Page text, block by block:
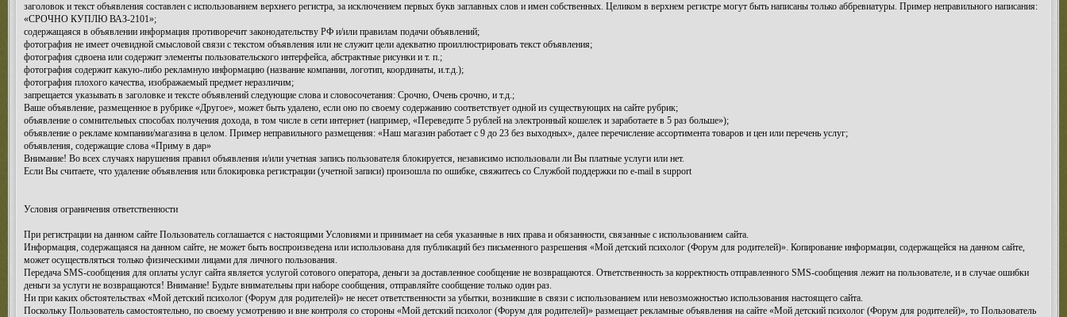
заголовок и текст объявления составлен с использованием верхнего регистра, за исключением первых букв заглавных слов и имен собственных. Целиком в верхнем регистре могут быть написаны только аббревиатуры. Пример неправильного написания:
«СРОЧНО КУПЛЮ ВАЗ-2101»;
содержащаяся в объявлении информация противоречит законодательству РФ и/или правилам подачи объявлений;
фотография не имеет очевидной смысловой связи с текстом объявления или не служит цели адекватно проиллюстрировать текст объявления;
фотография сдвоена или содержит элементы пользовательского интерфейса, абстрактные рисунки и т. п.;
фотография содержит какую-либо рекламную информацию (название компании, логотип, координаты, и.т.д.);
фотография плохого качества, изображаемый предмет неразличим;
запрещается указывать в заголовке и тексте объявлений следующие слова и словосочетания: Срочно, Очень срочно, и т.д.;
Ваше объявление, размещенное в рубрике «Другое», может быть удалено, если оно по своему содержанию соответствует одной из существующих на сайте рубрик;
объявление о сомнительных способах получения дохода, в том числе в сети интернет (например, «Переведите 5 рублей на электронный кошелек и заработаете в 5 раз больше»);
объявление о рекламе компании/магазина в целом. Пример неправильного размещения: «Наш магазин работает с 9 до 23 без выходных», далее перечисление ассортимента товаров и цен или перечень услуг;
объявления, содержащие слова «Приму в дар»
Внимание! Во всех случаях нарушения правил объявления и/или учетная запись пользователя блокируется, независимо использовали ли Вы платные услуги или нет.
Если Вы считаете, что удаление объявления или блокировка регистрации (учетной записи) произошла по ошибке, свяжитесь со Службой поддержки по e-mail в support
Условия ограничения ответственности
При регистрации на данном сайте Пользователь соглашается с настоящими Условиями и принимает на себя указанные в них права и обязанности, связанные с использованием сайта.
Информация, содержащаяся на данном сайте, не может быть воспроизведена или использована для публикаций без письменного разрешения «Мой детский психолог (Форум для родителей)». Копирование информации, содержащейся на данном сайте,
может осуществляться только физическими лицами для личного пользования.
Передача SMS-сообщения для оплаты услуг сайта является услугой сотового оператора, деньги за доставленное сообщение не возвращаются. Ответственность за корректность отправленного SMS-сообщения лежит на пользователе, и в случае ошибки
деньги за услуги не возвращаются! Внимание! Будьте внимательны при наборе сообщения, отправляйте сообщение только один раз.
Ни при каких обстоятельствах «Мой детский психолог (Форум для родителей)» не несет ответственности за убытки, возникшие в связи с использованием или невозможностью использования настоящего сайта.
Поскольку Пользователь самостоятельно, по своему усмотрению и вне контроля со стороны «Мой детский психолог (Форум для родителей)» размещает рекламные объявления на сайте «Мой детский психолог (Форум для родителей)», то Пользователь